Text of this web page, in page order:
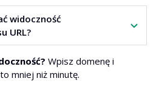
generują u konkurencji
raz w tygodniu (monitoring
zmianie na stronie, np.
redesignie.
widoczność
URL?
i w ustawieniach wybierz opcję
pokaże wyłącznie słowa
Wpisz domenę i
mniej niż minutę.